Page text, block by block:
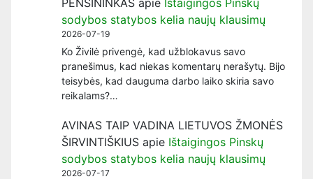
PENSININKAS apie Ištaigingos Pinskų
sodybos statybos kelia naujų klausimų
2026-07-19
Ko Živilė privengė, kad užblokavus savo
pranešimus, kad niekas komentarų nerašytų. Bijo
teisybės, kad dauguma darbo laiko skiria savo
reikalams?…
AVINAS TAIP VADINA LIETUVOS ŽMONĖS
ŠIRVINTIŠKIUS apie Ištaigingos Pinskų
sodybos statybos kelia naujų klausimų
2026-07-17